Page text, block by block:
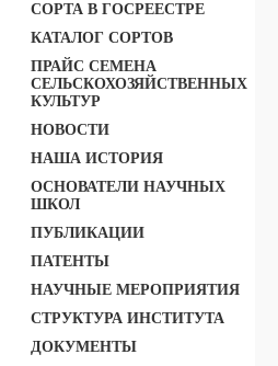
СОРТА В ГОСРЕЕСТРЕ
КАТАЛОГ СОРТОВ
ПРАЙС СЕМЕНА
СЕЛЬСКОХОЗЯЙСТВЕННЫХ
КУЛЬТУР
НОВОСТИ
НАША ИСТОРИЯ
ОСНОВАТЕЛИ НАУЧНЫХ
ШКОЛ
ПУБЛИКАЦИИ
ПАТЕНТЫ
НАУЧНЫЕ МЕРОПРИЯТИЯ
СТРУКТУРА ИНСТИТУТА
ДОКУМЕНТЫ